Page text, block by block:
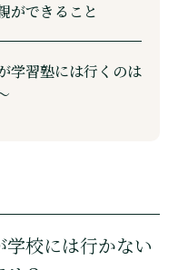
ができること
学習塾には行くのは
校には行かない